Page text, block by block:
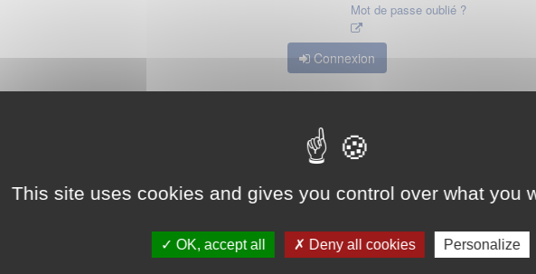
This site uses cookies and gives you control over what you
OK, accept all Deny all cookies Personalize
Mot de passe oublié ?
Connexion